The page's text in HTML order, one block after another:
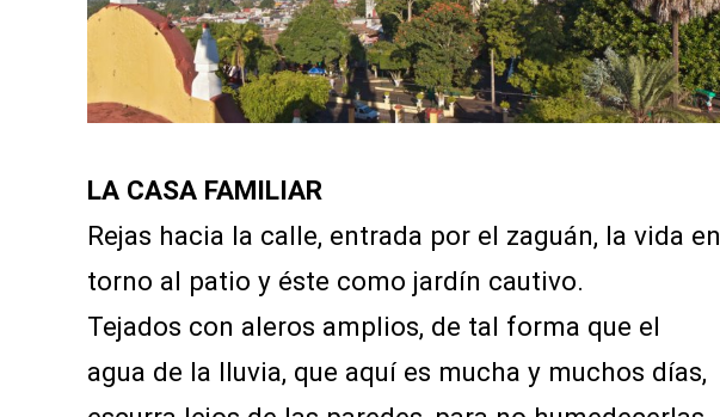
LA CASA FAMILIAR
Rejas hacia la calle, entrada por el zaguán, la vida en
torno al patio y éste como jardín cautivo.
Tejados con aleros amplios, de tal forma que el
agua de la lluvia, que aquí es mucha y muchos días,